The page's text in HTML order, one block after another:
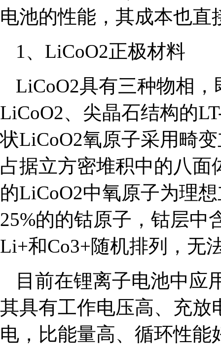
电池的性能，其成本也直
1、LiCoO2正极材料
LiCoO2具有三种物相，
LiCoO2、尖晶石结构的
状LiCoO2氧原子采用畸
占据立方密堆积中的八面
的LiCoO2中氧原子为理
25%的的钴原子，钴层中
Li+和Co3+随机排列，无
目前在锂离子电池中应
其具有工作电压高、充放
电，比能量高、循环性能